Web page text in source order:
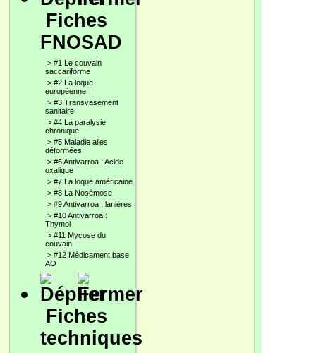
Fiches
FNOSAD
> #1 Le couvain
saccariforme
> #2 La loque
européenne
> #3 Transvasement
sanitaire
> #4 La paralysie
chronique
> #5 Maladie ailes
déformées
> #6 Antivarroa : Acide
oxalique
> #7 La loque américaine
> #8 La Nosémose
> #9 Antivarroa : lanières
> #10 Antivarroa :
Thymol
> #11 Mycose du
couvain
> #12 Médicament base
AO
Fiches
techniques